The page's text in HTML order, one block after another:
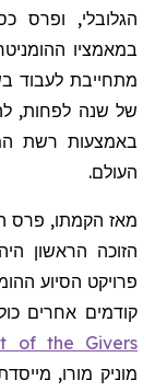
במאמציו
מתחייבת לעבוד
של שנה לפחות,
העולם.
מאז הקמתו, פרס
הזוכה הראשון
פרויקט הסיוע
קודמים אחרים
of the Givers
מוניק מורו,